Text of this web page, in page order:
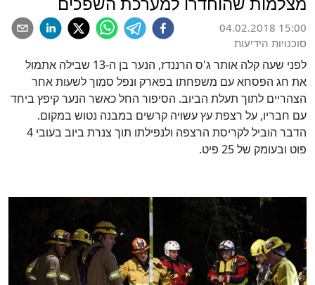
04.02.2018 15:00
סוכנויות הידיעות
לפני שעה קלה אותר ג'ס הרננדז, הנער בן ה-13 שבילה אתמול
את חג הפסחא עם משפחתו בפארק ונפל סמוך לשעות אחר
הצהריים לתוך תעלת הביוב. הסיפור החל כאשר הנער קיפץ ביחד
עם חבריו, על רצפת עץ עשויה קרשים במבנה נטוש במקום.
הדבר הוביל לקריסת הרצפה ולנפילתו תוך צנרת ביוב בעובי 4
פוט ובעומק של 25 פיט.